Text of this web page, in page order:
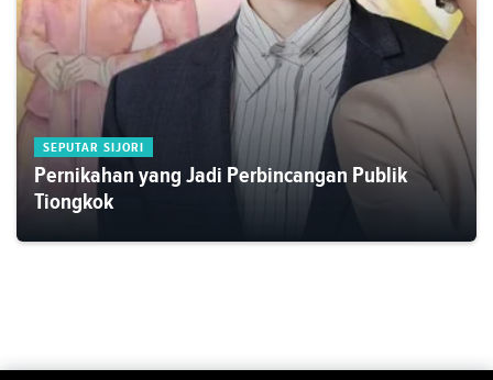
SEPUTAR SIJORI
Pernikahan yang Jadi Perbincangan Publik
Tiongkok